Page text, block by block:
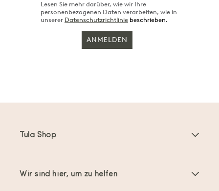
Lesen Sie mehr darüber, wie wir Ihre
personenbezogenen Daten verarbeiten, wie in
unserer Datenschutzrichtlinie beschrieben.
ANMELDEN
Tula Shop
Wir sind hier, um zu helfen